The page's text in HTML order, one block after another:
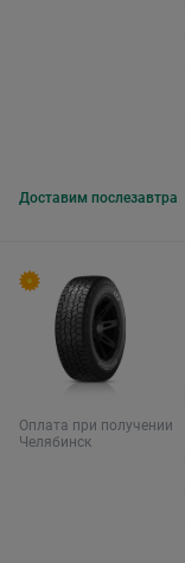
Доставим послезавтра
Оплата при получении
Челябинск